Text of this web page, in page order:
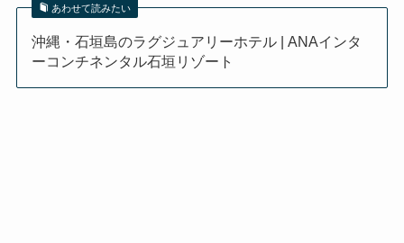
あわせて読みたい
沖縄・石垣島のラグジュアリーホテル | ANAインタ
ーコンチネンタル石垣リゾート